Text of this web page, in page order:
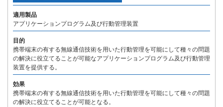
適用製品
アプリケーションプログラム及び行動管理装置
目的
携帯端末の有する無線通信技術を用いた行動管理を可能にして種々の問題
の解決に役立てることが可能なアプリケーションプログラム及び行動管理
装置を提供する。
効果
携帯端末の有する無線通信技術を用いた行動管理を可能にして種々の問題
の解決に役立てることが可能となる。